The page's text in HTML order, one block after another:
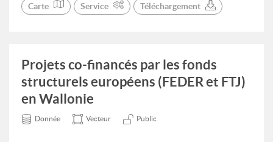
Carte Service Téléchargement
Projets co-financés par les fonds
structurels européens (FEDER et FTJ)
en Wallonie
Donnée Vecteur Public